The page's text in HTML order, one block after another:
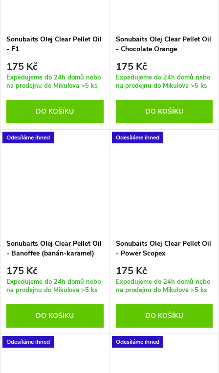
Sonubaits Olej Clear Pellet Oil
- F1
175 Kč
Expedujeme do 24h domů nebo
na prodejnu do Mikulova >5 ks
DO KOŠÍKU
Sonubaits Olej Clear Pellet Oil
- Chocolate Orange
175 Kč
Expedujeme do 24h domů nebo
na prodejnu do Mikulova >5 ks
DO KOŠÍKU
Odesíláme ihned
Sonubaits Olej Clear Pellet Oil
- Banoffee (banán-karamel)
175 Kč
Expedujeme do 24h domů nebo
na prodejnu do Mikulova >5 ks
DO KOŠÍKU
Odesíláme ihned
Sonubaits Olej Clear Pellet Oil
- Power Scopex
175 Kč
Expedujeme do 24h domů nebo
na prodejnu do Mikulova >5 ks
DO KOŠÍKU
Odesíláme ihned Odesíláme ihned